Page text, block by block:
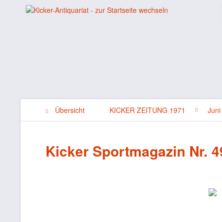
Übersicht KICKER ZEITUNG 1971 Juni
Kicker Sportmagazin Nr.